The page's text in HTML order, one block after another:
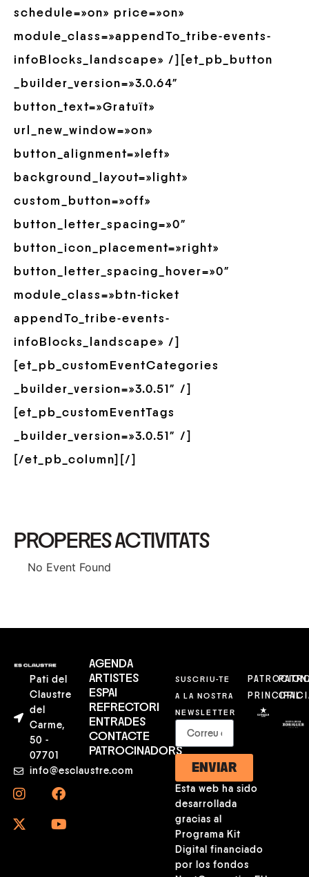
schedule=»on» price=»on»
module_class=»appendTo_tribe-events-
infoBlocks_landscape» /][et_pb_button
_builder_version=»3.0.64″
button_text=»Gratuït»
url_new_window=»on»
button_alignment=»left»
background_layout=»light»
custom_button=»off»
button_letter_spacing=»0″
button_icon_placement=»right»
button_letter_spacing_hover=»0″
module_class=»btn-ticket
appendTo_tribe-events-
infoBlocks_landscape» /]
[et_pb_customEventCategories
_builder_version=»3.0.51″ /]
[et_pb_customEventTags
_builder_version=»3.0.51″ /]
[/et_pb_column][/]
PROPERES ACTIVITATS
No Event Found
Pati del
Claustre
del
Carme,
50 -
07701
info@esclaustre.com
AGENDA
ARTISTES
ESPAI
REFRECTORI
ENTRADES
CONTACTE
PATROCINADORS
SUSCRIU-TE
A LA NOSTRA
NEWSLETTER
ENVIAR
Esta web ha sido
desarrollada
gracias al
Programa Kit
Digital financiado
por los fondos
PRINCIPAL